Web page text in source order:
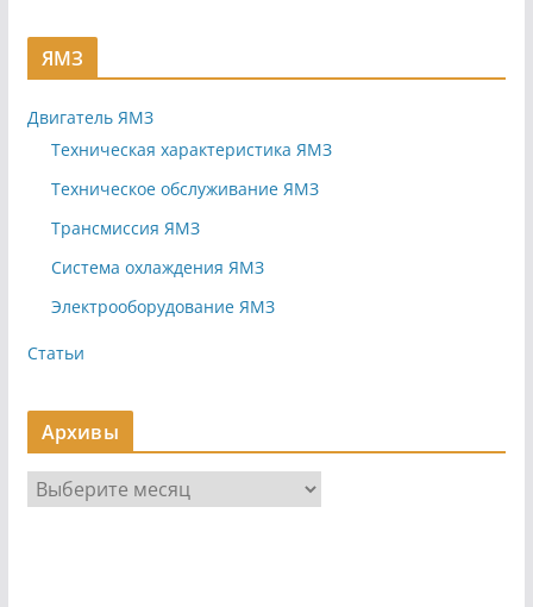
ЯМЗ
Двигатель ЯМЗ
Техническая характеристика ЯМЗ
Техническое обслуживание ЯМЗ
Трансмиссия ЯМЗ
Система охлаждения ЯМЗ
Электрооборудование ЯМЗ
Статьи
Архивы
р